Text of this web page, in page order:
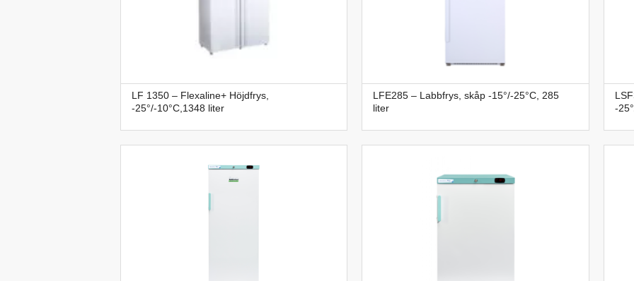
LF 1350 – Flexaline+ Höjdfrys,
-25°/-10°C,1348 liter
LFE285 – Labbfrys, skåp -15°/-25°C, 285
liter
-